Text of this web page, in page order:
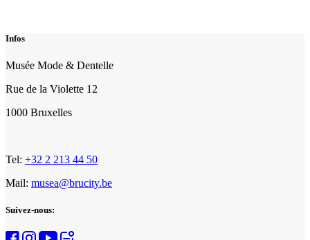
Infos
Musée Mode & Dentelle
Rue de la Violette 12
1000 Bruxelles
Tel: +32 2 213 44 50
Mail: musea@brucity.be
Suivez-nous: